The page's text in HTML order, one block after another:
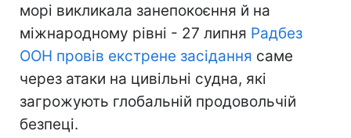
морі викликала занепокоєння й на
міжнародному рівні - 27 липня Радбез
ООН провів екстрене засідання саме
через атаки на цивільні судна, які
загрожують глобальній продовольчій
безпеці.